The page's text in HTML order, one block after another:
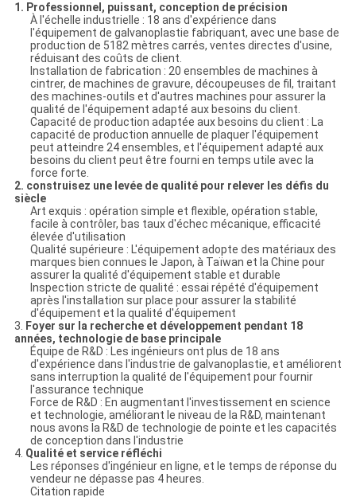
1. Professionnel, puissant, conception de précision
À l'échelle industrielle : 18 ans d'expérience dans
l'équipement de galvanoplastie fabriquant, avec une base de
production de 5182 mètres carrés, ventes directes d'usine,
réduisant des coûts de client.
Installation de fabrication : 20 ensembles de machines à
cintrer, de machines de gravure, découpeuses de fil, traitant
des machines-outils et d'autres machines pour assurer la
qualité de l'équipement adapté aux besoins du client.
Capacité de production adaptée aux besoins du client : La
capacité de production annuelle de plaquer l'équipement
peut atteindre 24 ensembles, et l'équipement adapté aux
besoins du client peut être fourni en temps utile avec la
force forte.
2. construisez une levée de qualité pour relever les défis du
siècle
Art exquis : opération simple et flexible, opération stable,
facile à contrôler, bas taux d'échec mécanique, efficacité
élevée d'utilisation
Qualité supérieure : L'équipement adopte des matériaux des
marques bien connues le Japon, à Taïwan et la Chine pour
assurer la qualité d'équipement stable et durable
Inspection stricte de qualité : essai répété d'équipement
après l'installation sur place pour assurer la stabilité
d'équipement et la qualité d'équipement
3. Foyer sur la recherche et développement pendant 18
années, technologie de base principale
Équipe de R&D : Les ingénieurs ont plus de 18 ans
d'expérience dans l'industrie de galvanoplastie, et améliorent
sans interruption la qualité de l'équipement pour fournir
l'assurance technique
Force de R&D : En augmentant l'investissement en science
et technologie, améliorant le niveau de la R&D, maintenant
nous avons la R&D de technologie de pointe et les capacités
de conception dans l'industrie
4. Qualité et service réfléchi
Les réponses d'ingénieur en ligne, et le temps de réponse du
vendeur ne dépasse pas 4 heures.
Citation rapide